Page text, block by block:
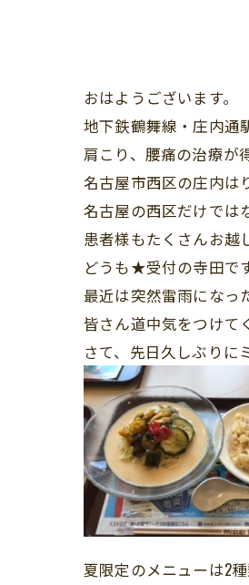
おはようございます。
地下鉄鶴舞線・庄内通
肩こり、腰痛の治療が
名古屋市西区の庄内は
名古屋の西区だけでは
患者様もたくさんお越
どうも★受付の寺田で
最近は突然雷雨になっ
皆さん道中気をつけて
さて、先日久しぶりに
夏限定のメニューは2